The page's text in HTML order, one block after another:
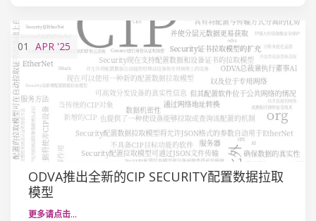
01 APR '25
ODVA推出全新的CIP SECURITY配置数据拉取
模型
更多请点击…